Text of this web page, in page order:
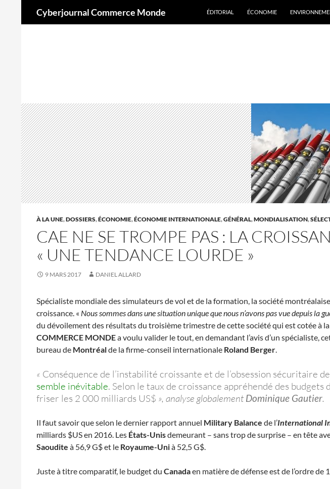
Cyberjournal Commerce Monde ÉDITORIAL ÉCONOMIE
À LA UNE,DOSSIERS,ÉCONOMIE,ÉCONOMIE INTERNATIONALE,GÉNÉRAL,MONDIALISATION,
CAE NE SE TROMPE PAS : LA
« UNE TENDANCE LOURDE »
9 MARS 2017 DANIEL ALLARD
Spécialiste mondiale des simulateurs de vol et de la formation, la société montréalaise
croissance. « Nous sommes dans une situation unique que nous n’avons pas vue depuis la
du dévoilement des résultats du troisième trimestre de cette société qui est cotée à la
COMMERCE MONDEa voulu valider le tout, en demandant l’avis d’un spécialiste,
bureau de Montréalde la firme-conseil internationale Roland Berger.
« Conséquence de l’instabilité croissante et de l’obsession sécuritaire
semble inévitable. Selon le taux de croissance appréhendé des
friser les 2 000 milliards US$ », analyse globalement Dominique Gautier.
Il faut savoir que selon le dernier rapport annuel Military Balance de l’International
milliards $US en 2016. Les États-Unisdemeurant – sans trop de surprise – en tête
Saoudite à 56,9 G$ et le Royaume-Unià 52,5 G$.
Juste à titre comparatif, le budget du Canadaen matière de défense est de l’ordre de